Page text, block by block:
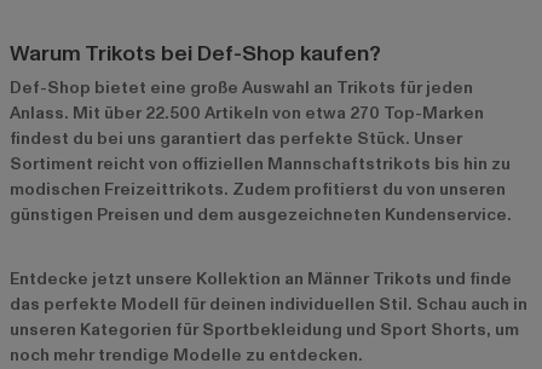
Warum Trikots bei Def-Shop kaufen?
Def-Shop bietet eine große Auswahl an Trikots für jeden
Anlass. Mit über 22.500 Artikeln von etwa 270 Top-Marken
findest du bei uns garantiert das perfekte Stück. Unser
Sortiment reicht von offiziellen Mannschaftstrikots bis hin zu
modischen Freizeittrikots. Zudem profitierst du von unseren
günstigen Preisen und dem ausgezeichneten Kundenservice.
Entdecke jetzt unsere Kollektion an Männer Trikots und finde
das perfekte Modell für deinen individuellen Stil. Schau auch in
unseren Kategorien für Sportbekleidung und Sport Shorts, um
noch mehr trendige Modelle zu entdecken.